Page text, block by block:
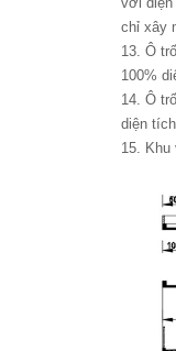
chỉ xây
13. Ô
100%
14. Ô
diện
15. Khu